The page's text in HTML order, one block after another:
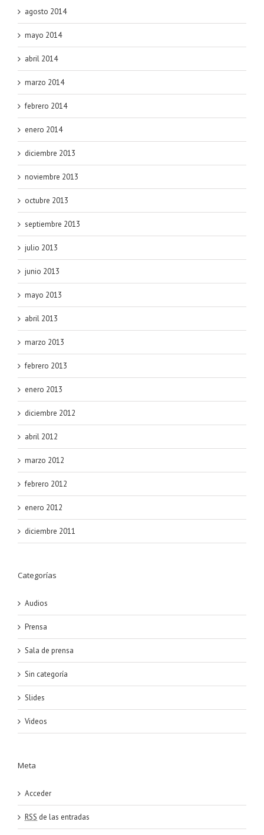
agosto 2014
mayo 2014
abril 2014
marzo 2014
febrero 2014
enero 2014
diciembre 2013
noviembre 2013
octubre 2013
septiembre 2013
julio 2013
junio 2013
mayo 2013
abril 2013
marzo 2013
febrero 2013
enero 2013
diciembre 2012
abril 2012
marzo 2012
febrero 2012
enero 2012
diciembre 2011
Categorías
Audios
Prensa
Sala de prensa
Sin categoría
Slides
Videos
Meta
Acceder
RSS de las entradas